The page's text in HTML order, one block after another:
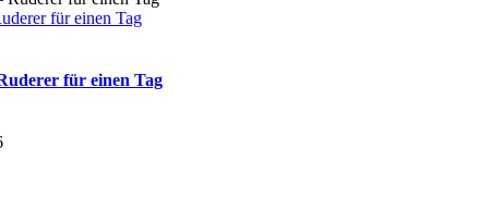
für einen Tag
für einen Tag